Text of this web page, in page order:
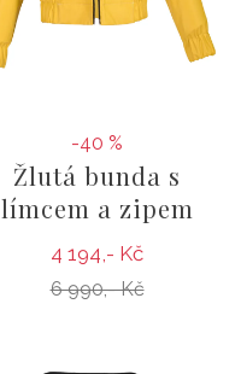
-40 %
Žlutá bunda s
límcem a zipem
4 194,- Kč
6 990,- Kč